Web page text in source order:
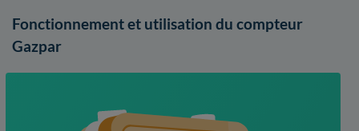
Fonctionnement et utilisation du compteur
Gazpar